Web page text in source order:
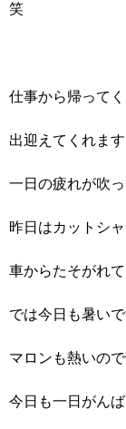
笑
仕事から帰って
出迎えてくれます
一日の疲れが吹
昨日はカットシ
車からたそがれ
では今日も暑い
マロンも熱いの
今日も一日がん